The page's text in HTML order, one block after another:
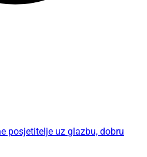
posjetitelje uz glazbu, dobru